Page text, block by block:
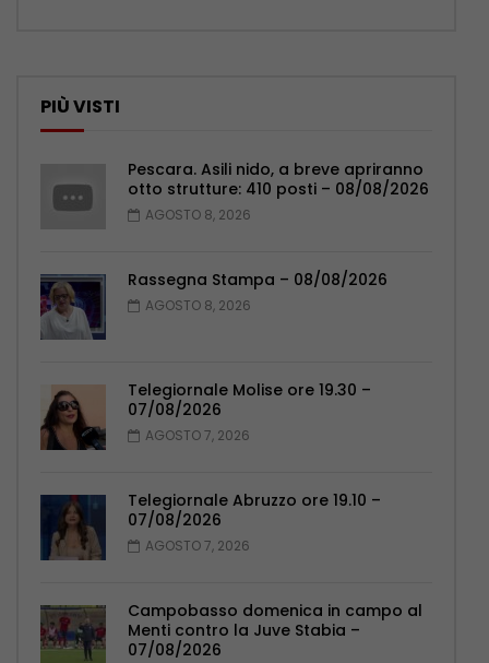
PIÙ VISTI
Pescara. Asili nido, a breve apriranno
otto strutture: 410 posti – 08/08/2026
AGOSTO 8, 2026
Rassegna Stampa – 08/08/2026
AGOSTO 8, 2026
Telegiornale Molise ore 19.30 –
07/08/2026
AGOSTO 7, 2026
Telegiornale Abruzzo ore 19.10 –
07/08/2026
AGOSTO 7, 2026
Campobasso domenica in campo al
Menti contro la Juve Stabia –
07/08/2026